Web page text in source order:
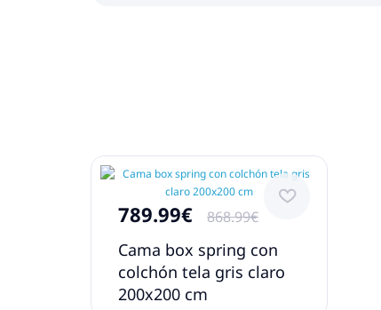
789.99€ 868.99€
Cama box spring con
colchón tela gris claro
200x200 cm